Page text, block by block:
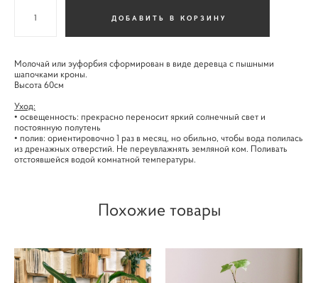
ДОБАВИТЬ В КОРЗИНУ
Молочай или эуфорбия сформирован в виде деревца с пышными
шапочками кроны.
Высота 60см
Уход:
• освещенность: прекрасно переносит яркий солнечный свет и
постоянную полутень
• полив: ориентировочно 1 раз в месяц, но обильно, чтобы вода полилась
из дренажных отверстий. Не переувлажнять земляной ком. Поливать
отстоявшейся водой комнатной температуры.
Похожие товары